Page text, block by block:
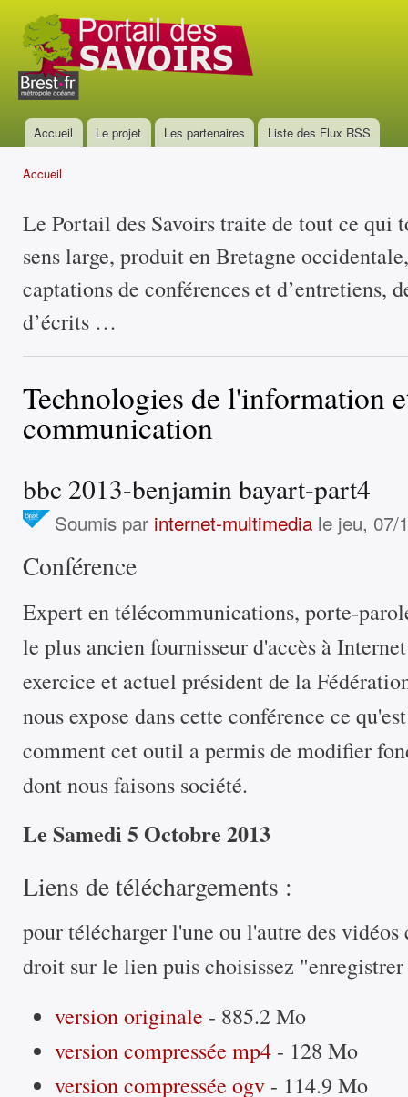
Portail
des
savoirs
Menu principal
Accueil Le projet Les partenaires Liste des Flux RSS
Accueil
Le Portail des Savoirs traite de tout ce qui
sens large, produit en Bretagne
captations de conférences et d’entretiens,
d’écrits …
Technologies de l'information
communication
bbc 2013-benjamin bayart-part4
Soumis par internet-multimedia le jeu, 07/
Conférence
Expert en télécommunications, porte-
le plus ancien fournisseur d'accès à
exercice et actuel président de la
nous expose dans cette conférence ce
comment cet outil a permis de modifier
dont nous faisons société.
Le Samedi 5 Octobre 2013
Liens de téléchargements :
pour télécharger l'une ou l'autre des
droit sur le lien puis choisissez
version originale - 885.2 Mo
version compressée mp4 - 128 Mo
version compressée ogv - 114.9 Mo